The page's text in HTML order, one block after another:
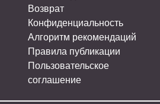
Возврат
Конфиденциальность
Алгоритм рекомендаций
Правила публикации
Пользовательское
соглашение